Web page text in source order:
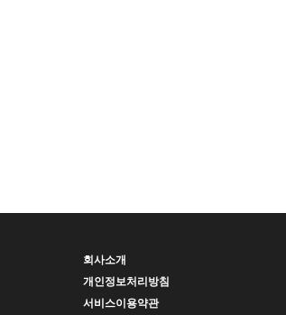
회사소개
개인정보처리방침
서비스이용약관